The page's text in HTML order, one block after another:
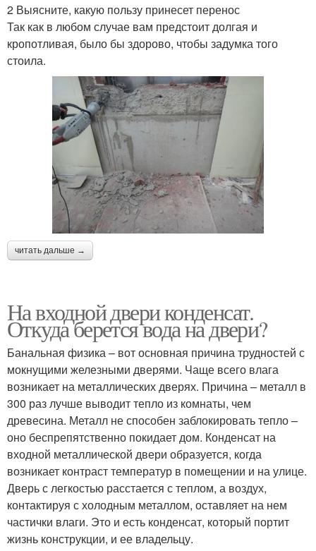
2 Выясните, какую пользу принесет перенос
Так как в любом случае вам предстоит долгая и
кропотливая, было бы здорово, чтобы задумка того
стоила.
читать дальше →
На входной двери конденсат.
Откуда берется вода на двери?
Банальная физика – вот основная причина трудностей с
мокнущими железными дверями. Чаще всего влага
возникает на металлических дверях. Причина – металл в
300 раз лучше выводит тепло из комнаты, чем
древесина. Металл не способен заблокировать тепло –
оно беспрепятственно покидает дом. Конденсат на
входной металлической двери образуется, когда
возникает контраст температур в помещении и на улице.
Дверь с легкостью расстается с теплом, а воздух,
контактируя с холодным металлом, оставляет на нем
частички влаги. Это и есть конденсат, который портит
жизнь конструкции, и ее владельцу.